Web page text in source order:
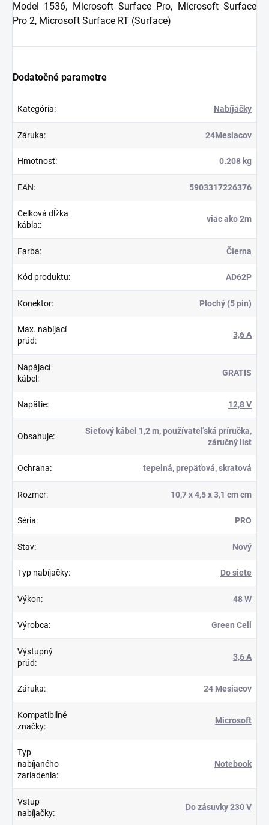
Model 1536, Microsoft Surface Pro, Microsoft Surface
Pro 2, Microsoft Surface RT (Surface)
Dodatočné parametre
Kategória: Nabíjačky
Záruka: 24Mesiacov
Hmotnosť: 0.208 kg
EAN: 5903317226376
Celková dĺžka
kábla::
viac ako 2m
Farba: Čierna
Kód produktu: AD62P
Konektor: Plochý (5 pin)
Max. nabíjací
prúd:
3,6 A
Napájací
kábel :
GRATIS
Napätie: 12,8 V
Obsahuje:
Sieťový kábel 1,2 m, používateľská príručka,
záručný list
Ochrana: tepelná, prepäťová, skratová
Rozmer: 10,7 x 4,5 x 3,1 cm cm
Séria: PRO
Stav: Nový
Typ nabíjačky: Do siete
Výkon: 48 W
Výrobca: Green Cell
Výstupný
prúd:
3,6 A
Záruka: 24 Mesiacov
Kompatibilné
značky:
Microsoft
Typ
nabíjaného
zariadenia:
Notebook
Vstup
nabíjačky:
Do zásuvky 230 V